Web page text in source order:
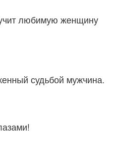
любимую женщину
судьбой мужчина.